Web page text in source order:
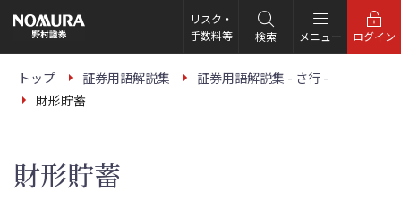
の
ー
リスク・
手数料等
検索 メニュー ログイン
トップ 証券用語解説集
証券用語解説集 - さ行 -
財形貯蓄
財形貯蓄